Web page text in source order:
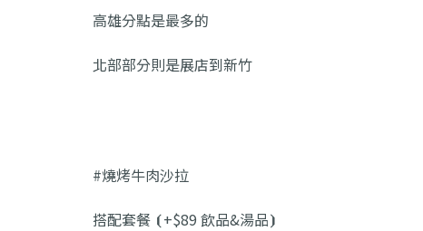
高雄分點是最多的
北部部分則是展店到新竹
#燒烤牛肉沙拉
搭配套餐 ⦗+$89 飲品&湯品⦘